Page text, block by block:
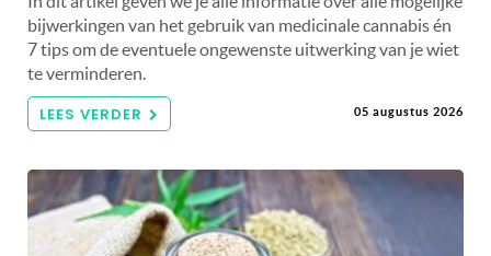
bijwerkingen van het gebruik van medicinale cannabis én
7 tips om de eventuele ongewenste uitwerking van je wiet
te verminderen.
LEES VERDER 05 augustus 2026